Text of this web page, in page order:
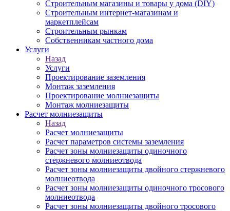
Строительным магазины и товары у дома (DIY)
Строительным интернет-магазинам и
маркетплейсам
Строительным рынкам
Собственникам частного дома
Услуги
Назад
Услуги
Проектирование заземления
Монтаж заземления
Проектирование молниезащиты
Монтаж молниезащиты
Расчет молниезащиты
Назад
Расчет молниезащиты
Расчет параметров системы заземления
Расчет зоны молниезащиты одиночного
стержневого молниеотвода
Расчет зоны молниезащиты двойного стержневого
молниеотвода
Расчет зоны молниезащиты одиночного тросового
молниеотвода
Расчет зоны молниезащиты двойного тросового